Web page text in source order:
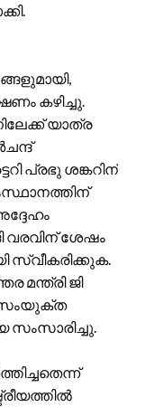
കഴിച്ചു.
യാത്ര
പ്രഭു ശങ്കറിന്
വരവിന് ശേഷം
സ്വീകരിക്കുക.
മന്ത്രി ജി
സംയുക്ത
സംസാരിച്ചു.